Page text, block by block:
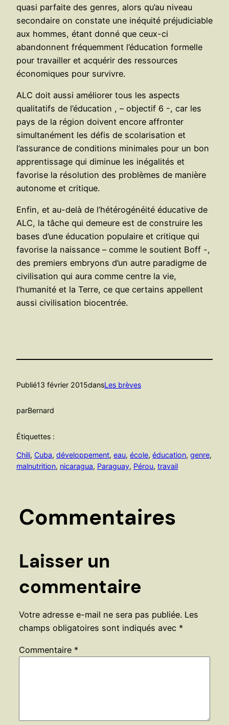
quasi parfaite des genres, alors qu’au niveau
secondaire on constate une inéquité préjudiciable
aux hommes, étant donné que ceux-ci
abandonnent fréquemment l’éducation formelle
pour travailler et acquérir des ressources
économiques pour survivre.
ALC doit aussi améliorer tous les aspects
qualitatifs de l’éducation , – objectif 6 -, car les
pays de la région doivent encore affronter
simultanément les défis de scolarisation et
l’assurance de conditions minimales pour un bon
apprentissage qui diminue les inégalités et
favorise la résolution des problèmes de manière
autonome et critique.
Enfin, et au-delà de l’hétérogénéité éducative de
ALC, la tâche qui demeure est de construire les
bases d’une éducation populaire et critique qui
favorise la naissance – comme le soutient Boff -,
des premiers embryons d’un autre paradigme de
civilisation qui aura comme centre la vie,
l’humanité et la Terre, ce que certains appellent
aussi civilisation biocentrée.
Publié13 février 2015dansLes brèves
parBernard
Étiquettes :
Chili, Cuba, développement, eau, école, éducation, genre
malnutrition, nicaragua, Paraguay, Pérou, travail
Commentaires
Laisser un
commentaire
Votre adresse e-mail ne sera pas publiée. Les
champs obligatoires sont indiqués avec *
Commentaire *